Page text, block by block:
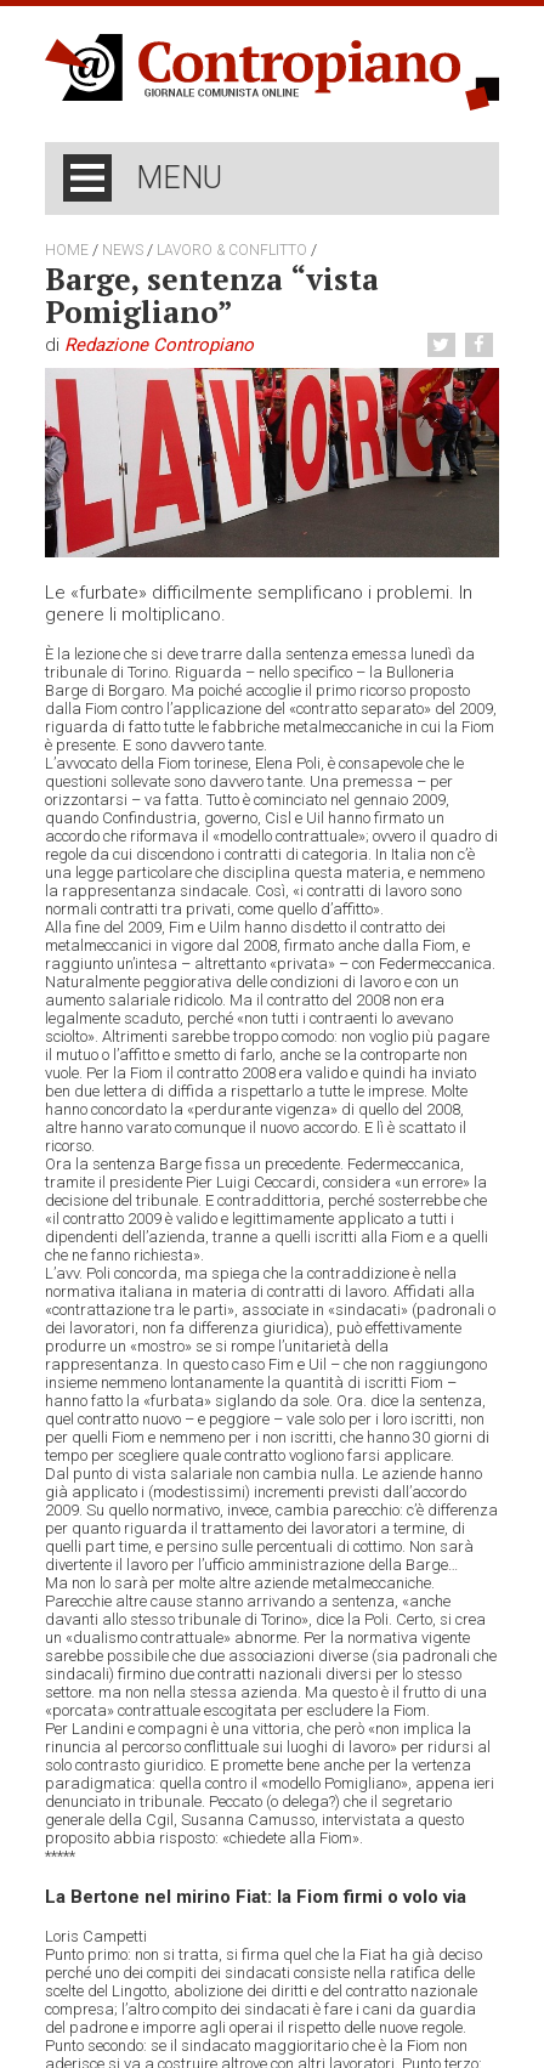
MENU
HOME / NEWS / LAVORO & CONFLITTO /
Barge, sentenza “vista
Pomigliano”
di Redazione Contropiano
Le «furbate» difficilmente semplificano i problemi. In
genere li moltiplicano.
È la lezione che si deve trarre dalla sentenza emessa lunedì da
tribunale di Torino. Riguarda – nello specifico – la Bulloneria
Barge di Borgaro. Ma poiché accoglie il primo ricorso proposto
dalla Fiom contro l’applicazione del «contratto separato» del 2009,
riguarda di fatto tutte le fabbriche metalmeccaniche in cui la Fiom
è presente. E sono davvero tante.
L’avvocato della Fiom torinese, Elena Poli, è consapevole che le
questioni sollevate sono davvero tante. Una premessa – per
orizzontarsi – va fatta. Tutto è cominciato nel gennaio 2009,
quando Confindustria, governo, Cisl e Uil hanno firmato un
accordo che riformava il «modello contrattuale»; ovvero il quadro di
regole da cui discendono i contratti di categoria. In Italia non c’è
una legge particolare che disciplina questa materia, e nemmeno
la rappresentanza sindacale. Così, «i contratti di lavoro sono
normali contratti tra privati, come quello d’affitto».
Alla fine del 2009, Fim e Uilm hanno disdetto il contratto dei
metalmeccanici in vigore dal 2008, firmato anche dalla Fiom, e
raggiunto un’intesa – altrettanto «privata» – con Federmeccanica.
Naturalmente peggiorativa delle condizioni di lavoro e con un
aumento salariale ridicolo. Ma il contratto del 2008 non era
legalmente scaduto, perché «non tutti i contraenti lo avevano
sciolto». Altrimenti sarebbe troppo comodo: non voglio più pagare
il mutuo o l’affitto e smetto di farlo, anche se la controparte non
vuole. Per la Fiom il contratto 2008 era valido e quindi ha inviato
ben due lettera di diffida a rispettarlo a tutte le imprese. Molte
hanno concordato la «perdurante vigenza» di quello del 2008,
altre hanno varato comunque il nuovo accordo. E lì è scattato il
ricorso.
Ora la sentenza Barge fissa un precedente. Federmeccanica,
tramite il presidente Pier Luigi Ceccardi, considera «un errore» la
decisione del tribunale. E contraddittoria, perché sosterrebbe che
«il contratto 2009 è valido e legittimamente applicato a tutti i
dipendenti dell’azienda, tranne a quelli iscritti alla Fiom e a quelli
che ne fanno richiesta».
L’avv. Poli concorda, ma spiega che la contraddizione è nella
normativa italiana in materia di contratti di lavoro. Affidati alla
«contrattazione tra le parti», associate in «sindacati» (padronali o
dei lavoratori, non fa differenza giuridica), può effettivamente
produrre un «mostro» se si rompe l’unitarietà della
rappresentanza. In questo caso Fim e Uil – che non raggiungono
insieme nemmeno lontanamente la quantità di iscritti Fiom –
hanno fatto la «furbata» siglando da sole. Ora. dice la sentenza,
quel contratto nuovo – e peggiore – vale solo per i loro iscritti, non
per quelli Fiom e nemmeno per i non iscritti, che hanno 30 giorni di
tempo per scegliere quale contratto vogliono farsi applicare.
Dal punto di vista salariale non cambia nulla. Le aziende hanno
già applicato i (modestissimi) incrementi previsti dall’accordo
2009. Su quello normativo, invece, cambia parecchio: c’è differenza
per quanto riguarda il trattamento dei lavoratori a termine, di
quelli part time, e persino sulle percentuali di cottimo. Non sarà
divertente il lavoro per l’ufficio amministrazione della Barge…
Ma non lo sarà per molte altre aziende metalmeccaniche.
Parecchie altre cause stanno arrivando a sentenza, «anche
davanti allo stesso tribunale di Torino», dice la Poli. Certo, si crea
un «dualismo contrattuale» abnorme. Per la normativa vigente
sarebbe possibile che due associazioni diverse (sia padronali che
sindacali) firmino due contratti nazionali diversi per lo stesso
settore. ma non nella stessa azienda. Ma questo è il frutto di una
«porcata» contrattuale escogitata per escludere la Fiom.
Per Landini e compagni è una vittoria, che però «non implica la
rinuncia al percorso conflittuale sui luoghi di lavoro» per ridursi al
solo contrasto giuridico. E promette bene anche per la vertenza
paradigmatica: quella contro il «modello Pomigliano», appena ieri
denunciato in tribunale. Peccato (o delega?) che il segretario
generale della Cgil, Susanna Camusso, intervistata a questo
proposito abbia risposto: «chiedete alla Fiom».
*****
La Bertone nel mirino Fiat: la Fiom firmi o volo via
Loris Campetti
Punto primo: non si tratta, si firma quel che la Fiat ha già deciso
perché uno dei compiti dei sindacati consiste nella ratifica delle
scelte del Lingotto, abolizione dei diritti e del contratto nazionale
compresa; l’altro compito dei sindacati è fare i cani da guardia
del padrone e imporre agli operai il rispetto delle nuove regole.
Punto secondo: se il sindacato maggioritario che è la Fiom non
aderisce si va a costruire altrove con altri lavoratori. Punto terzo: